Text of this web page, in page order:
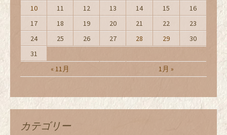
« 11月 1月 »
10
11 12 13 14 15
16
17
18 19 20 21 22
23
24
25 26 27 28 29
30
31
カテゴリー